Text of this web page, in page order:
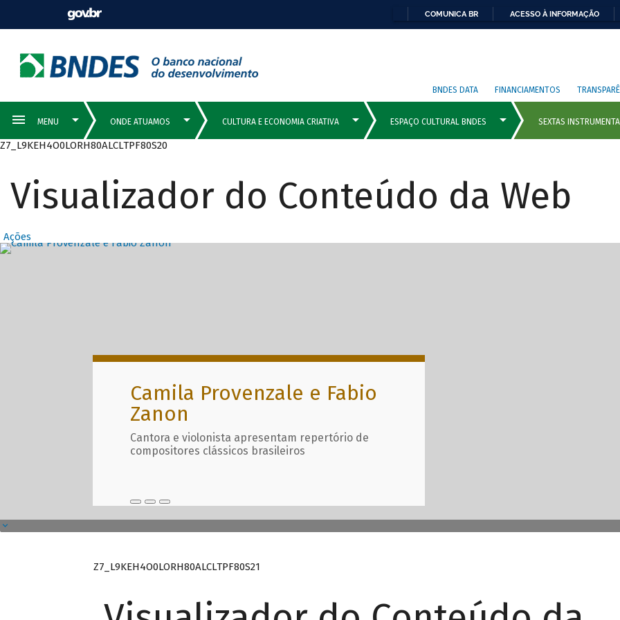
COMUNICA BR ACESSO À INFORMAÇÃO
BNDES DATA FINANCIAMENTOS
Z7_L9KEH4O0LORH80ALCLTPF80S20
Visualizador do Conteúdo da Web
Ações
Destaques Principais com
Camila Provenzale e Fabio
Zanon
Cantora e violonista apresentam repertório de
compositores clássicos brasileiros
Z7_L9KEH4O0LORH80ALCLTPF80S21